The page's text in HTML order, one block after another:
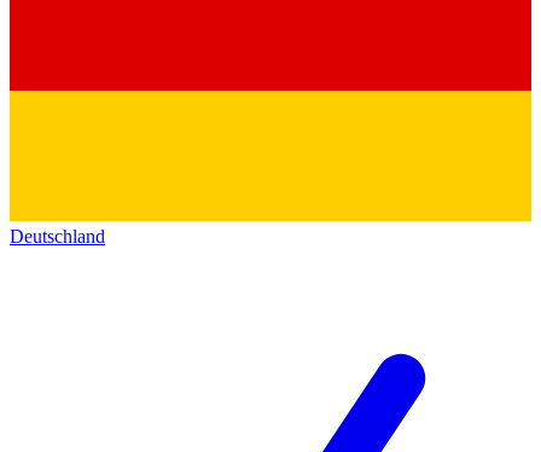
Deutschland